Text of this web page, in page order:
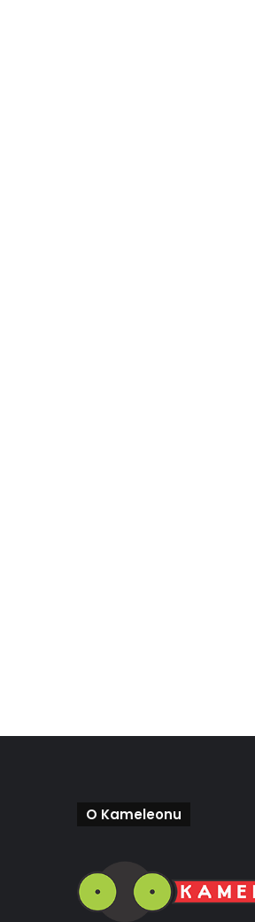
O Kameleonu